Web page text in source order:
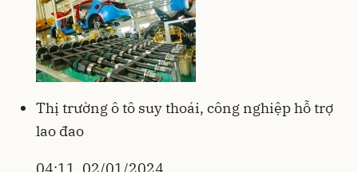
Thị trường ô tô suy thoái, công nghiệp hỗ trợ
lao đao